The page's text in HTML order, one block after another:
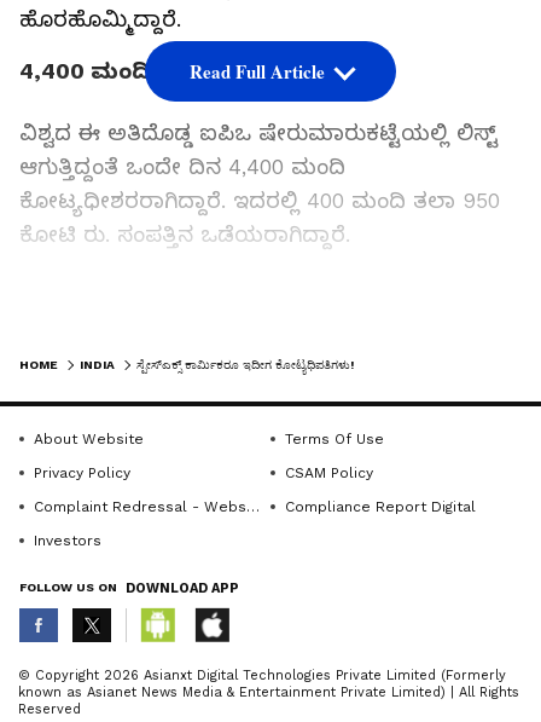
ಹೊರಹೊಮ್ಮಿದ್ದಾರೆ.
4,400 ಮಂದಿ ಕೋಟ್ಯಧೀಶರರಾಗಿದ್ದಾರೆ
ವಿಶ್ವದ ಈ ಅತಿದೊಡ್ಡ ಐಪಿಒ ಷೇರುಮಾರುಕಟ್ಟೆಯಲ್ಲಿ ಲಿಸ್ಟ್‌
ಆಗುತ್ತಿದ್ದಂತೆ ಒಂದೇ ದಿನ 4,400 ಮಂದಿ
ಕೋಟ್ಯಧೀಶರರಾಗಿದ್ದಾರೆ. ಇದರಲ್ಲಿ 400 ಮಂದಿ ತಲಾ 950
ಕೋಟಿ ರು. ಸಂಪತ್ತಿನ ಒಡೆಯರಾಗಿದ್ದಾರೆ.
ವೆಲ್ಡರ್‌, ಟೆಕ್ನಿಷಿಯನ್‌ ಮತ್ತು ಕ್ಯಾಂಟೀನ್‌ ಸಿಬ್ಬಂದಿಯನ್ನೂ ಈ
ಕಳೆದೆರಡು ದಶಕಗಳಲ್ಲಿ ಸಿಬ್ಬಂದಿಗೆ ಹೆಚ್ಚಿನ ವೇತನದ ಬದಲು
ಕಂಪನಿಯ ಷೇರುಗಳನ್ನು ಹಂಚಲಾಗಿತ್ತು. ಇದೀಗ ಅದೇ ಷೇರು
ಅವರ ಭವಿಷ್ಯವನ್ನೇ ಬದಲಾಯಿಸಿದೆ.
Related Articles
ಸ್ಪೇಸ್‌ಎಕ್ಸ್‌ - ಉಡಾವಣೆಗೊಂಡ 7 ನಿಮಿಷಗಳ ನಂತರ
ಭೂಮಿಗೆ
Read Full Article
ABOUT THE AUTHOR
K KannadaprabhaNewsNetwork
HOME INDIA ಸ್ಪೇಸ್‌ಎಕ್ಸ್‌ ಕಾರ್ಮಿಕರೂ ಇದೀಗ ಕೋಟ್ಯಧಿಪತಿಗಳು!
About Website
Terms Of Use
Privacy Policy
CSAM Policy
Complaint Redressal - Website
Compliance Report Digital
Investors
FOLLOW US ON DOWNLOAD APP
© Copyright 2026 Asianxt Digital Technologies Private Limited (Formerly
known as Asianet News Media & Entertainment Private Limited) | All Rights
Reserved